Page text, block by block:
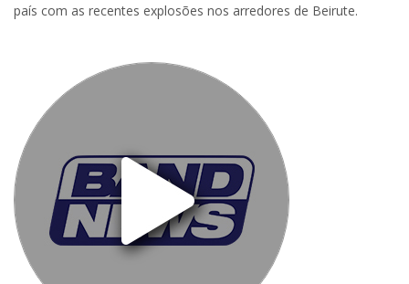
país com as recentes explosões nos arredores de Beirute.